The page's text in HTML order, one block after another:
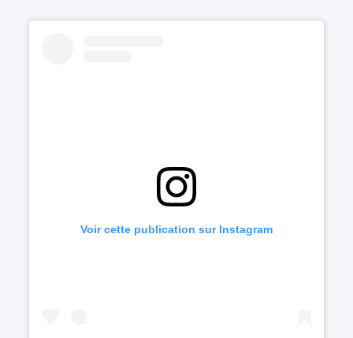
Voir cette publication sur Instagram